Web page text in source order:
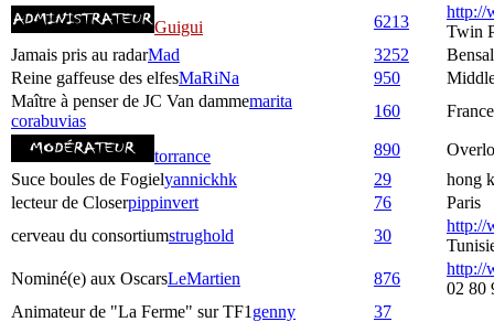
Guigui 6213
http://
Twin
Jamais pris au radarMad 3252
Reine gaffeuse des elfesMaRiNa 950
Maître à penser de JC Van dammemarita
corabuvias
160
torrance 890
Suce boules de Fogielyannickhk 29
hong
lecteur de Closerpippinvert 76
Paris
cerveau du consortiumstrughold 30
http://
Nominé(e) aux OscarsLeMartien 876
http://
02 80
Animateur de "La Ferme" sur TF1 genny
37